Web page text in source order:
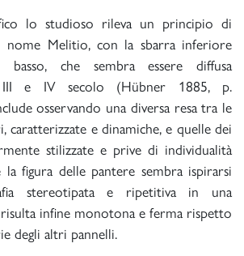
lo studioso rileva un principio di
nome Melitio, con la sbarra inferiore
che sembra essere diffusa
e IV secolo (Hübner 1885, p.
osservando una diversa resa tra le
caratterizzate e dinamiche, e quelle dei
stilizzate e prive di individualità
figura delle pantere sembra ispirarsi
stereotipata e ripetitiva in una
infine monotona e ferma rispetto
degli altri pannelli.